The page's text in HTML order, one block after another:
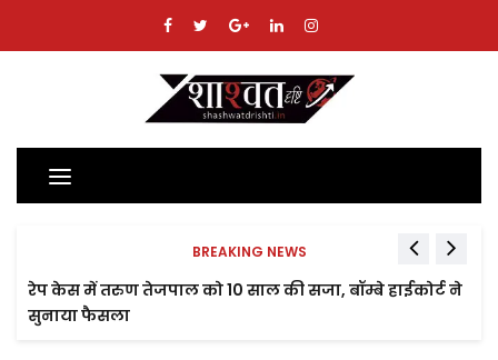
Toggle
navigation
BREAKING NEWS
रेप केस में तरुण तेजपाल को 10 साल की सजा, बॉम्बे हाईकोर्ट ने
सुनाया फैसला